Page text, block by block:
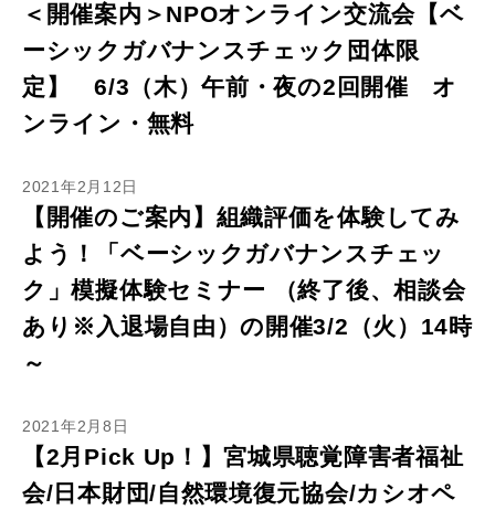
＜開催案内＞NPOオンライン交流会【ベ
ーシックガバナンスチェック団体限
定】 6/3（木）午前・夜の2回開催 オ
ンライン・無料
2021年2月12日
【開催のご案内】組織評価を体験してみ
よう！「ベーシックガバナンスチェッ
ク」模擬体験セミナー （終了後、相談会
あり※入退場自由）の開催3/2（火）14時
～
2021年2月8日
【2月Pick Up！】宮城県聴覚障害者福祉
会/日本財団/自然環境復元協会/カシオペ